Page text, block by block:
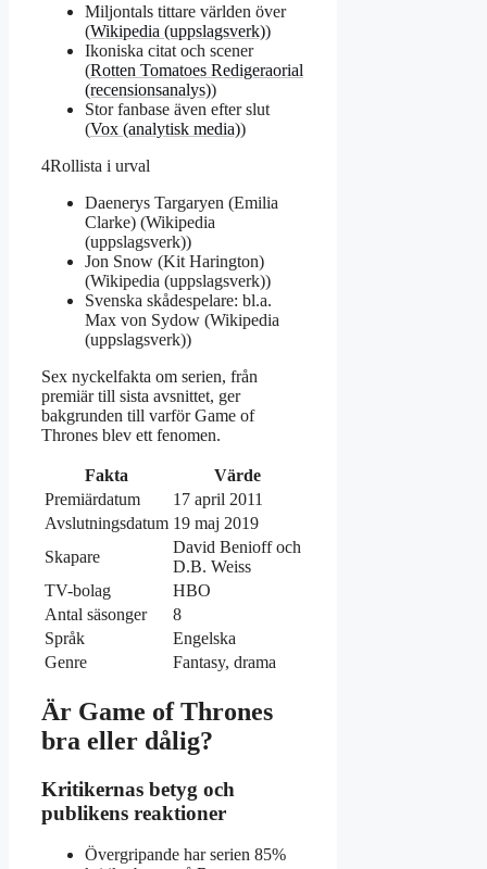
Miljontals tittare världen över
(Wikipedia (uppslagsverk))
Ikoniska citat och scener
(Rotten Tomatoes Redigeraorial
(recensionsanalys))
Stor fanbase även efter slut
(Vox (analytisk media))
4Rollista i urval
Daenerys Targaryen (Emilia
Clarke) (Wikipedia
(uppslagsverk))
Jon Snow (Kit Harington)
(Wikipedia (uppslagsverk))
Svenska skådespelare: bl.a.
Max von Sydow (Wikipedia
(uppslagsverk))
Sex nyckelfakta om serien, från
premiär till sista avsnittet, ger
bakgrunden till varför Game of
Thrones blev ett fenomen.
Fakta
Värde
Premiärdatum
17 april 2011
Avslutningsdatum 19 maj 2019
Skapare
David Benioff och
D.B. Weiss
TV-bolag
HBO
Antal säsonger
8
Språk
Engelska
Genre
Fantasy, drama
Är Game of Thrones
bra eller dålig?
Kritikernas betyg och
publikens reaktioner
Övergripande har serien 85%